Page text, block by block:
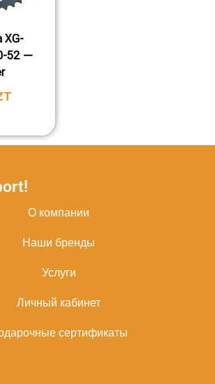
XG-
52 —
О компании
Наши бренды
Услуги
Личный кабинет
сертификаты